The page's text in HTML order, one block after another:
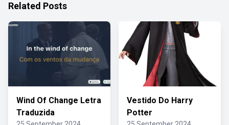
Related Posts
Wind Of Change Letra
Traduzida
Vestido Do Harry
Potter